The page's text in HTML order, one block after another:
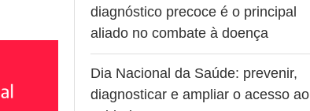
diagnóstico precoce é o principal
aliado no combate à doença
Dia Nacional da Saúde: prevenir,
diagnosticar e ampliar o acesso ao